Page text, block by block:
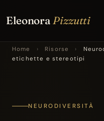
Eleonora Pizzutti
Home › Risorse ›
etichette e stereotipi
NEURODIVERSITÀ